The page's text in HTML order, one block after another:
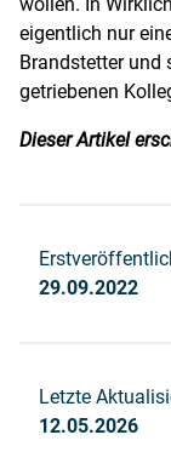
eigentlich nur
Brandstetter und
getriebenen
Dieser Artikel
29.09.2022
Letzte
12.05.2026